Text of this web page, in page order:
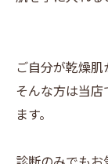
ご自分が乾燥肌
そんな方は当
ます。